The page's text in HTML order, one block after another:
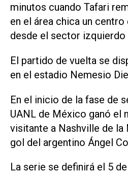
minutos cuando Tafari
en el área chica un
desde el sector izquierdo
El partido de ‌vuelta se
en el estadio Nemesio
En el inicio de la fase de
UANL de México ganó el
visitante a Nashville de ‌la
gol del argentino Ángel
La serie se definirá el 5